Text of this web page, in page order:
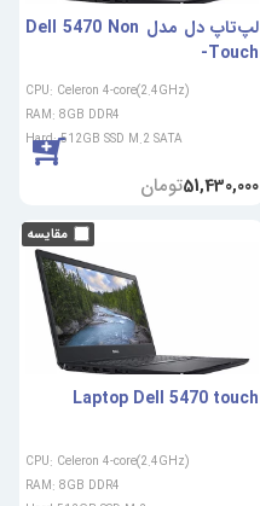
لپ‌تاپ دل مدل Dell 5470 Non
-Touch
CPU: Celeron 4-core(2.4GHz)
RAM: 8GB DDR4
Hard: 512GB SSD M.2 SATA
51,430,000تومان
Laptop Dell 5470 touch
CPU: Celeron 4-core(2.4GHz)
RAM: 8GB DDR4